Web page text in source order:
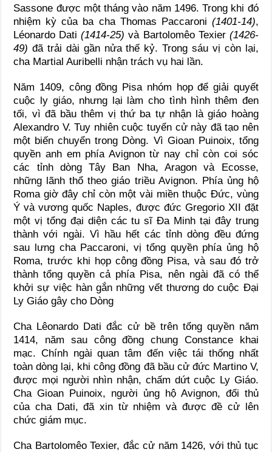
Sassone được một tháng vào năm 1496. Trong khi đó
nhiệm kỳ của ba cha Thomas Paccaroni (1401-14),
Léonardo Dati(1414-25) và Bartolomêo Texier (1426-
49) đã trải dài gần nửa thế kỷ. Trong sáu vị còn lại,
cha Martial Auribelli nhận trách vụ hai lần.
Năm 1409, công đồng Pisa nhóm họp để giải quyết
cuộc ly giáo, nhưng lại làm cho tình hình thêm đen
tối, vì đã bầu thêm vị thứ ba tự nhận là giáo hoàng
Alexandro V. Tuy nhiên cuộc tuyển cử này đã tạo nên
một biến chuyển trong Dòng. Vì Gioan Puinoix, tổng
quyền anh em phía Avignon từ nay chỉ còn coi sóc
các tỉnh dòng Tây Ban Nha, Aragon và Ecosse,
những lãnh thổ theo giáo triều Avignon. Phía ủng hộ
Roma giờ đây chỉ còn một vài miền thuộc Đức, vùng
Ý và vương quốc Naples, được đức Gregorio XII đặt
một vị tổng đại diện các tu sĩ Đa Minh tại đây trung
thành với ngài. Vì hầu hết các tỉnh dòng đều đứng
sau lưng cha Paccaroni, vị tổng quyền phía ủng hộ
Roma, trước khi họp công đồng Pisa, và sau đó trở
thành tổng quyền cả phía Pisa, nên ngài đã có thể
khởi sự việc hàn gắn những vết thương do cuộc Đại
Ly Giáo gây cho Dòng
Cha Lêonardo Dati đắc cử bề trên tổng quyền năm
1414, năm sau công đồng chung Constance khai
mạc. Chính ngài quan tâm đến việc tái thống nhất
toàn dòng lại, khi công đồng đã bầu cử đức Martino V,
được mọi người nhìn nhận, chấm dứt cuộc Ly Giáo.
Cha Gioan Puinoix, người ủng hộ Avignon, đối thủ
của cha Dati, đã xin từ nhiệm và được đề cử lên
chức giám mục.
Cha Bartolomêo Texier, đắc cử năm 1426, với thủ tục